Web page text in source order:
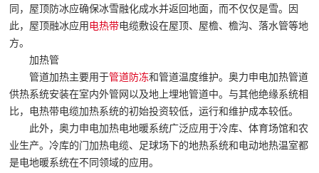
同，屋顶防冰应确保冰雪融化成水并返回地面，而不仅仅是雪。因
此，屋顶融冰应用电热带电缆敷设在屋顶、屋檐、檐沟、落水管等地
方。
加热管
管道加热主要用于管道防冻和管道温度维护。奥力申电加热管道
供热系统安装在室内外管网以及地上埋地管道中。与其他绝缘系统相
比，电热带电缆加热系统的初始投资较低，运行和维护成本较低。
此外，奥力申电加热电地暖系统广泛应用于冷库、体育场馆和农
业生产。冷库的门加热电缆、足球场下的地热系统和电动地热温室都
是电地暖系统在不同领域的应用。